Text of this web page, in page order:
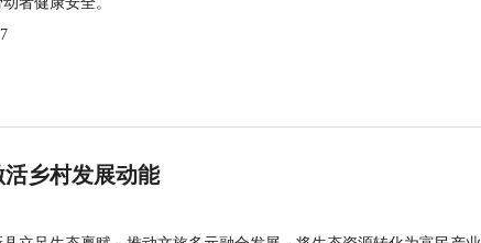
乡村发展动能